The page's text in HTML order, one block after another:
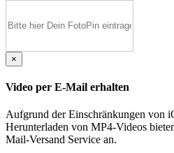
×
Video per E-Mail erhalten
Aufgrund der Einschränkungen von
Herunterladen von MP4-Videos
Mail-Versand Service an.